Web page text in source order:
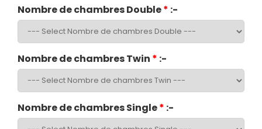
Nombre de chambres Double* :-
Nombre de chambres Twin * :-
Nombre de chambres Single* :-